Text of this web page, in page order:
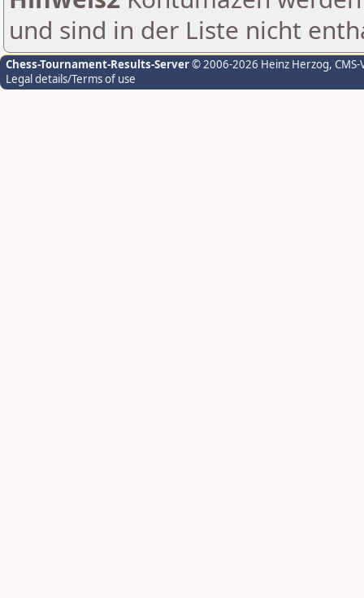
und sind in der Liste nicht
Chess-Tournament-Results-Server© 2006-2026 Heinz Herzog,
Legal details/Terms of use